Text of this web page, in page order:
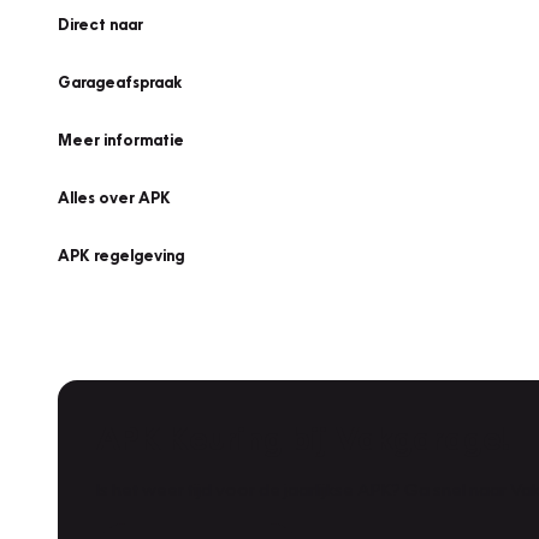
Direct naar
Garageafspraak
Meer informatie
Alles over APK
APK regelgeving